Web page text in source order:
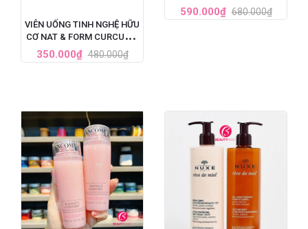
VIÊN UỐNG TINH NGHỆ HỮU
CƠ NAT & FORM CURCUMA
BIO 200 VIÊN PHÁP
350.000₫ 480.000₫
MỤN, MỜ NÁM, LÀM MỀM
MỊN DA 30ML
590.000₫ 680.000₫